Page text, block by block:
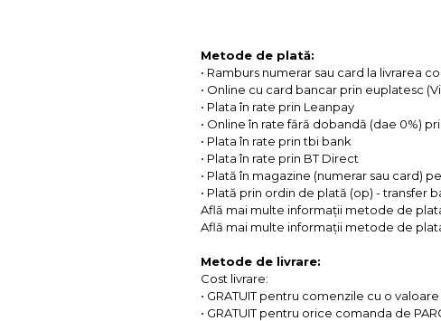
Metode de plată:
• Ramburs numerar sau card la livrarea
• Online cu card bancar prin euplatesc
• Plata în rate prin Leanpay
• Online în rate fără dobandă (dae 0%)
• Plata în rate prin tbi bank
• Plata în rate prin BT Direct
• Plată în magazine (numerar sau card)
• Plată prin ordin de plată (op) - transfer
Află mai multe informații metode de
Află mai multe informații metode de
Metode de livrare:
Cost livrare:
• GRATUIT pentru comenzile cu o
• GRATUIT pentru orice comanda de